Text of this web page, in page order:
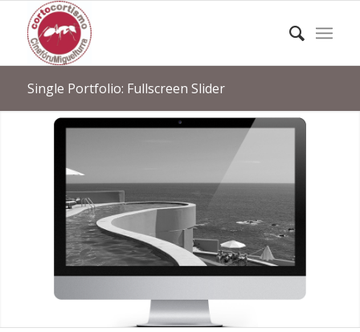
Single Portfolio: Fullscreen Slider